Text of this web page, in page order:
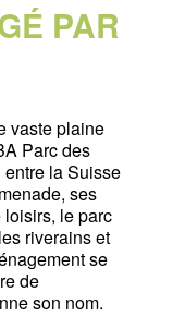
PAR
vaste plaine
Parc des
la Suisse
ses
loisirs, le parc
riverains et
se
de
son nom.